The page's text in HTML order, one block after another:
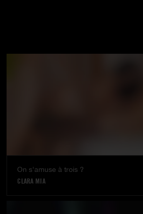
On s'amuse à trois ?
CLARA MIA